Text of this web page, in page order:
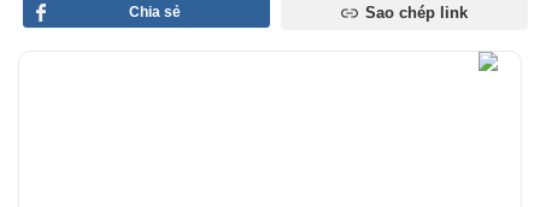
Chia sẻ Sao chép link